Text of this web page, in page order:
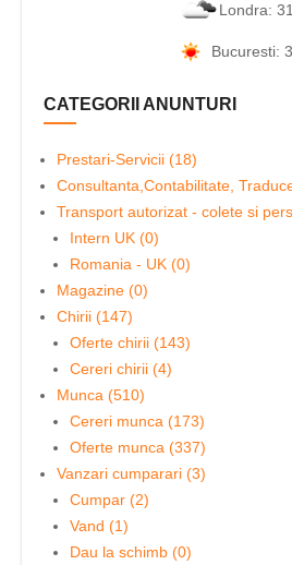
Londra:
Bucuresti:
CATEGORII ANUNTURI
Prestari-Servicii (18)
Consultanta,Contabilitate,
Transport autorizat - colete si
Intern UK (0)
Romania - UK (0)
Magazine (0)
Chirii (147)
Oferte chirii (143)
Cereri chirii (4)
Munca (510)
Cereri munca (173)
Oferte munca (337)
Vanzari cumparari (3)
Cumpar (2)
Vand (1)
Dau la schimb (0)